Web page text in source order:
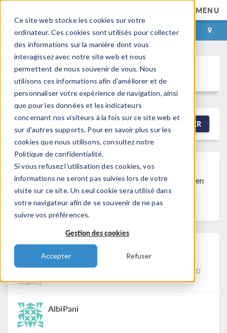
Ce site web stocke les cookies sur votre
ordinateur. Ces cookies sont utilisés pour collecter
des informations sur la manière dont vous
interagissez avec notre site web et nous
permettent de nous souvenir de vous. Nous
utilisons ces informations afin d'améliorer et de
personnaliser votre expérience de navigation, ainsi
que pour les données et les indicateurs
concernant nos visiteurs à la fois sur ce site web et
sur d'autres supports. Pour en savoir plus sur les
cookies que nous utilisons, consultez notre
Politique de confidentialité.
Si vous refusez l'utilisation des cookies, vos
informations ne seront pas suivies lors de votre
visite sur ce site. Un seul cookie sera utilisé dans
votre navigateur afin de se souvenir de ne pas
suivre vos préférences.
Gestion des cookies
Accepter Refuser
MENU
CONNEXION CONTACT
Discussion Forum
FILTRER
Discussion ClosedThis discussion was
created more than 6 months ago and has been
closed. To start a new discussion with a link
back to this one, click here.
AWE Is Not Working?
Posted 22 nov. 2023, 15:18 UTC−5
Electromagnetics,
0
Replies
AlbiPani